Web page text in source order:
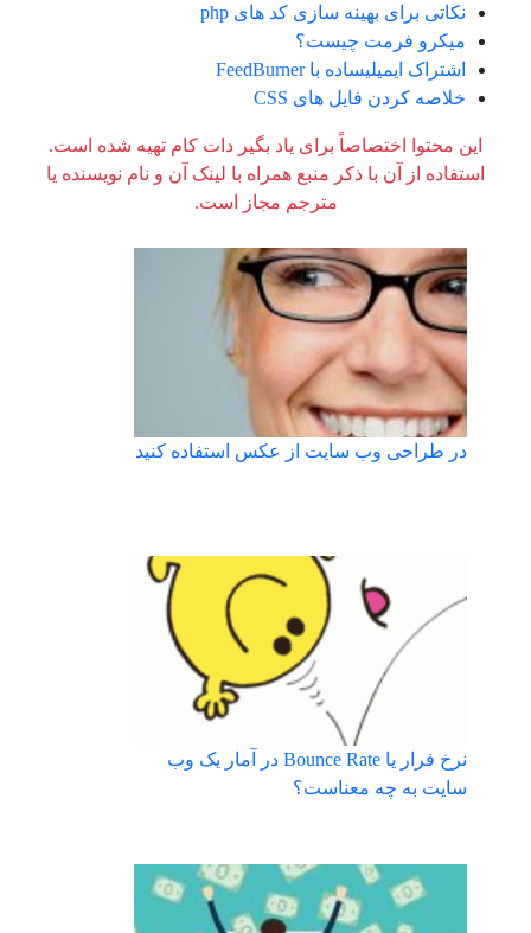
نکاتی برای بهینه سازی کد های php
میکرو فرمت چیست؟
اشتراک ایمیلیساده باFeedBurner
خلاصه کردن فایل های CSS
این محتوا اختصاصاً برای یاد بگیر دات کام تهیه شده است.
استفاده از آن با ذکر منبع همراه با لینک آن و نام نویسنده یا
مترجم مجاز است.
در طراحی وب سایت از عکس استفاده کنید
نرخ فرار یا Bounce Rate در آمار یک وب
سایت به چه معناست؟